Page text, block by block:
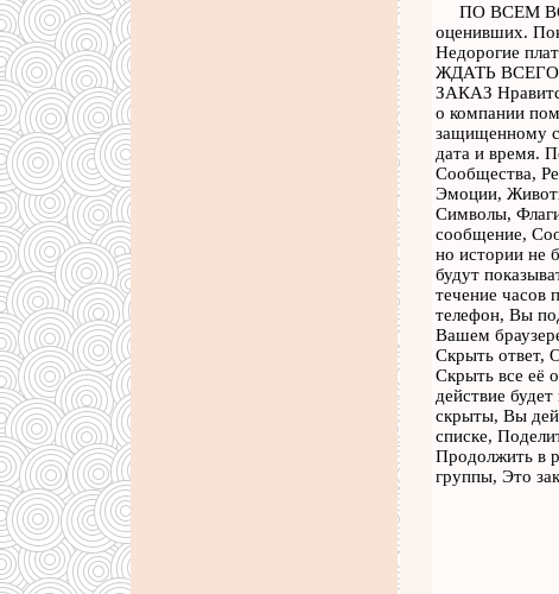
ПО ВСЕМ
оценивших.
Недорогие
ЖДАТЬ ВСЕГО
ЗАКАЗ
о компании
защищенному
дата и время.
Сообщества,
Эмоции,
Символы,
сообщение,
но истории не
будут
течение часов
телефон, Вы
Вашем
Скрыть ответ,
Скрыть все её
действие
скрыты, Вы
списке,
Продолжить в
группы, Это